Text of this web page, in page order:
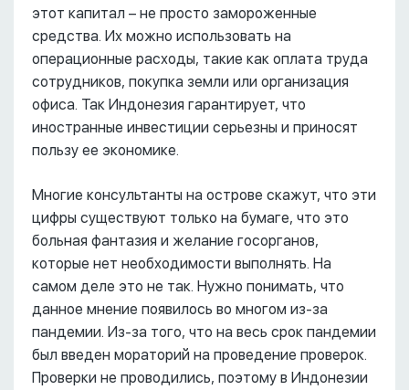
этот капитал – не просто замороженные
средства. Их можно использовать на
операционные расходы, такие как оплата труда
сотрудников, покупка земли или организация
офиса. Так Индонезия гарантирует, что
иностранные инвестиции серьезны и приносят
пользу ее экономике.
Многие консультанты на острове скажут, что эти
цифры существуют только на бумаге, что это
больная фантазия и желание госорганов,
которые нет необходимости выполнять. На
самом деле это не так. Нужно понимать, что
данное мнение появилось во многом из-за
пандемии. Из-за того, что на весь срок пандемии
был введен мораторий на проведение проверок.
Проверки не проводились, поэтому в Индонезии